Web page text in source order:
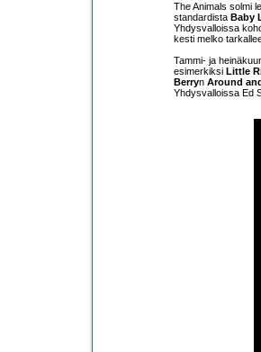
The Animals solmi
standardista Baby
Yhdysvalloissa
kesti melko
Tammi- ja
esimerkiksi Little
Berryn Around
Yhdysvalloissa Ed